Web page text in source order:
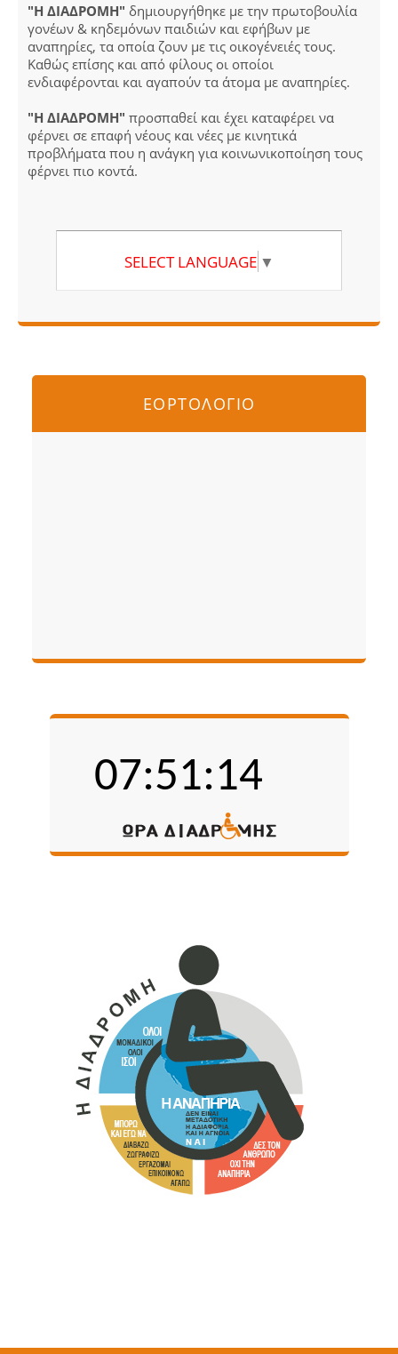
"Η ΔΙΑΔΡΟΜΗ" δημιουργήθηκε με την πρωτοβουλία
γονέων & κηδεμόνων παιδιών και εφήβων με
αναπηρίες, τα οποία ζουν με τις οικογένειές τους.
Καθώς επίσης και από φίλους οι οποίοι
ενδιαφέρονται και αγαπούν τα άτομα με αναπηρίες.
"Η ΔΙΑΔΡΟΜΗ" προσπαθεί και έχει καταφέρει να
φέρνει σε επαφή νέους και νέες με κινητικά
προβλήματα που η ανάγκη για κοινωνικοποίηση τους
φέρνει πιο κοντά.
SELECT LANGUAGE ▼
ΕΟΡΤΟΛΟΓΙΟ